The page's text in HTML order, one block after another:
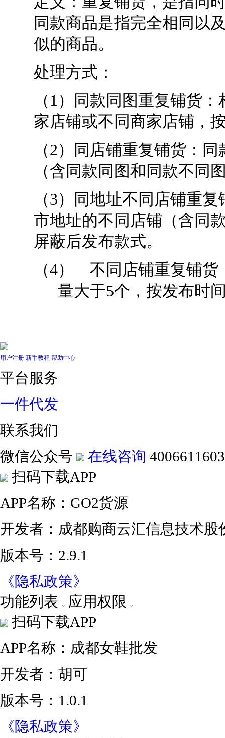
同款商品是指完全相同以
似的商品。
处理方式：
（1 ）同款同图重复铺货
家店铺或不同商家店铺，
（2）同店铺重复铺货：
（含同款同图和同款不同
（3）同地址不同店铺重
市地址的不同店铺（含同
屏蔽后发布款式。
（4） 不同店铺重复铺
量大于5个，按发布时
用户注册 新手教程 帮助中心
平台服务
一件代发
联系我们
微信公众号
在线咨询 4006611603
扫码下载APP
APP名称：GO2货源
开发者：成都购商云汇信息技术股
版本号：2.9.1
《隐私政策》
功能列表
应用权限
扫码下载APP
APP名称：成都女鞋批发
开发者：胡可
版本号：1.0.1
《隐私政策》